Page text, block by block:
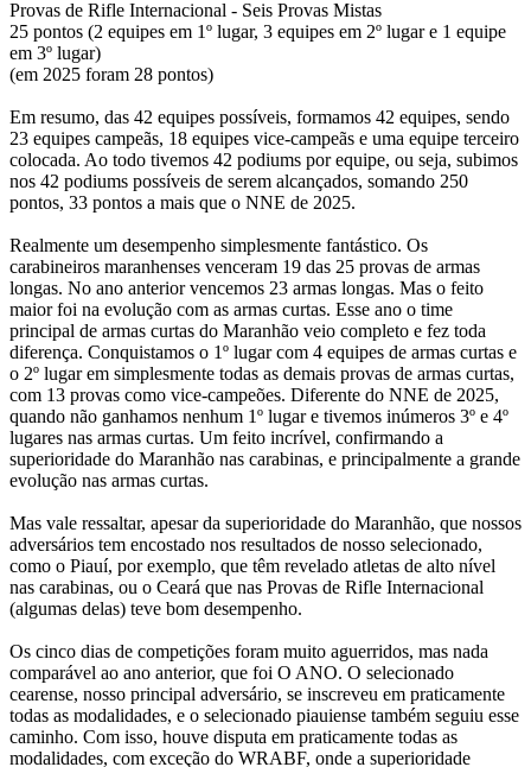
Provas de Rifle Internacional - Seis Provas Mistas
25 pontos (2 equipes em 1º lugar, 3 equipes em 2º lugar e 1 equipe
em 3º lugar)
(em 2025 foram 28 pontos)
Em resumo, das 42 equipes possíveis, formamos 42 equipes, sendo
23 equipes campeãs, 18 equipes vice-campeãs e uma equipe terceiro
colocada. Ao todo tivemos 42 podiums por equipe, ou seja, subimos
nos 42 podiums possíveis de serem alcançados, somando 250
pontos, 33 pontos a mais que o NNE de 2025.
Realmente um desempenho simplesmente fantástico. Os
carabineiros maranhenses venceram 19 das 25 provas de armas
longas. No ano anterior vencemos 23 armas longas. Mas o feito
maior foi na evolução com as armas curtas. Esse ano o time
principal de armas curtas do Maranhão veio completo e fez toda
diferença. Conquistamos o 1º lugar com 4 equipes de armas curtas e
o 2º lugar em simplesmente todas as demais provas de armas curtas,
com 13 provas como vice-campeões. Diferente do NNE de 2025,
quando não ganhamos nenhum 1º lugar e tivemos inúmeros 3º e 4º
lugares nas armas curtas. Um feito incrível, confirmando a
superioridade do Maranhão nas carabinas, e principalmente a grande
evolução nas armas curtas.
Mas vale ressaltar, apesar da superioridade do Maranhão, que nossos
adversários tem encostado nos resultados de nosso selecionado,
como o Piauí, por exemplo, que têm revelado atletas de alto nível
nas carabinas, ou o Ceará que nas Provas de Rifle Internacional
(algumas delas) teve bom desempenho.
Os cinco dias de competições foram muito aguerridos, mas nada
comparável ao ano anterior, que foi O ANO. O selecionado
cearense, nosso principal adversário, se inscreveu em praticamente
todas as modalidades, e o selecionado piauiense também seguiu esse
caminho. Com isso, houve disputa em praticamente todas as
modalidades, com exceção do WRABF, onde a superioridade